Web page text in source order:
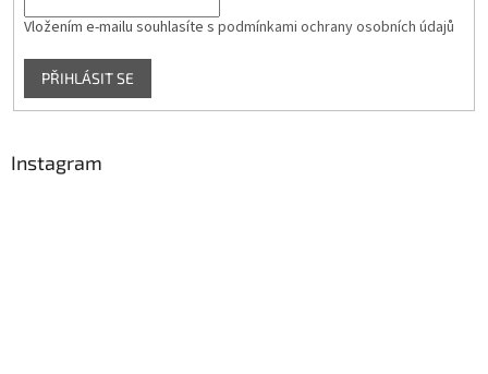
Vložením e-mailu souhlasíte s podmínkami ochrany osobních údajů
PŘIHLÁSIT SE
Instagram